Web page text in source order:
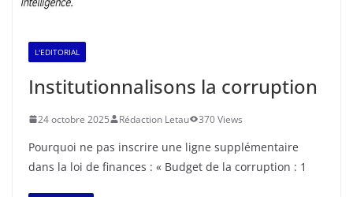
L'EDITORIAL
Institutionnalisons la corruption
24 octobre 2025 Rédaction Letau 370 Views
Pourquoi ne pas inscrire une ligne supplémentaire
dans la loi de finances : « Budget de la corruption : 1